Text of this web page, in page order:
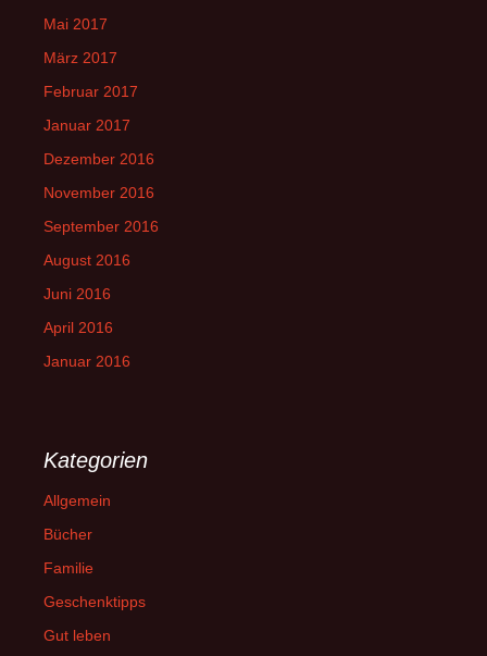
Mai 2017
März 2017
Februar 2017
Januar 2017
Dezember 2016
November 2016
September 2016
August 2016
Juni 2016
April 2016
Januar 2016
Kategorien
Allgemein
Bücher
Familie
Geschenktipps
Gut leben